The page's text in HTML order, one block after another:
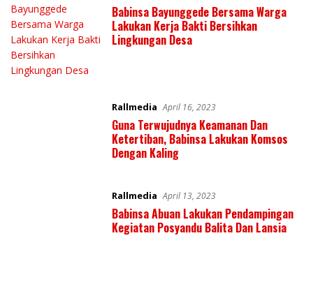
Babinsa Bayunggede Bersama Warga
Lakukan Kerja Bakti Bersihkan
Lingkungan Desa
Rallmedia April 16, 2023
Guna Terwujudnya Keamanan Dan
Ketertiban, Babinsa Lakukan Komsos
Dengan Kaling
Rallmedia April 13, 2023
Babinsa Abuan Lakukan Pendampingan
Kegiatan Posyandu Balita Dan Lansia